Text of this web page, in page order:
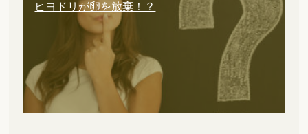
ヒヨドリが卵を放棄！？